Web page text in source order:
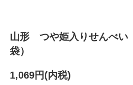
山形 つや姫入りせんべ
袋）
1,069円(内税)